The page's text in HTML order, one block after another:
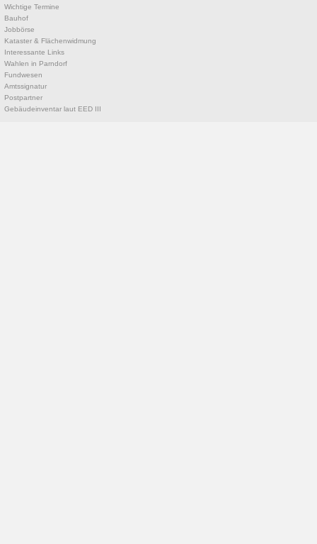
Wichtige Termine
Bauhof
Jobbörse
Kataster & Flächenwidmung
Interessante Links
Wahlen in Parndorf
Fundwesen
Amtssignatur
Postpartner
Gebäudeinventar laut EED III